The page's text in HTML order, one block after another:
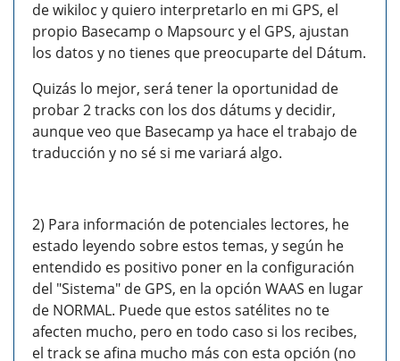
de wikiloc y quiero interpretarlo en mi GPS, el
propio Basecamp o Mapsourc y el GPS, ajustan
los datos y no tienes que preocuparte del Dátum.
Quizás lo mejor, será tener la oportunidad de
probar 2 tracks con los dos dátums y decidir,
aunque veo que Basecamp ya hace el trabajo de
traducción y no sé si me variará algo.
2) Para información de potenciales lectores, he
estado leyendo sobre estos temas, y según he
entendido es positivo poner en la configuración
del "Sistema" de GPS, en la opción WAAS en lugar
de NORMAL. Puede que estos satélites no te
afecten mucho, pero en todo caso si los recibes,
el track se afina mucho más con esta opción (no